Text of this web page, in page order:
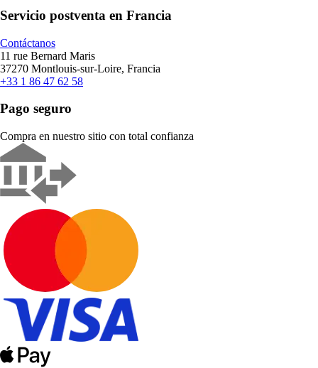
Servicio postventa en Francia
Contáctanos
11 rue Bernard Maris
37270 Montlouis-sur-Loire, Francia
+33 1 86 47 62 58
Pago seguro
Compra en nuestro sitio con total confianza